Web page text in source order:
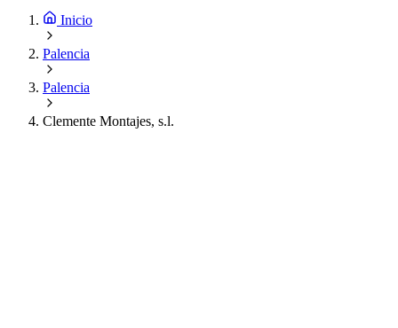
Inicio
Palencia
Palencia
Clemente Montajes, s.l.